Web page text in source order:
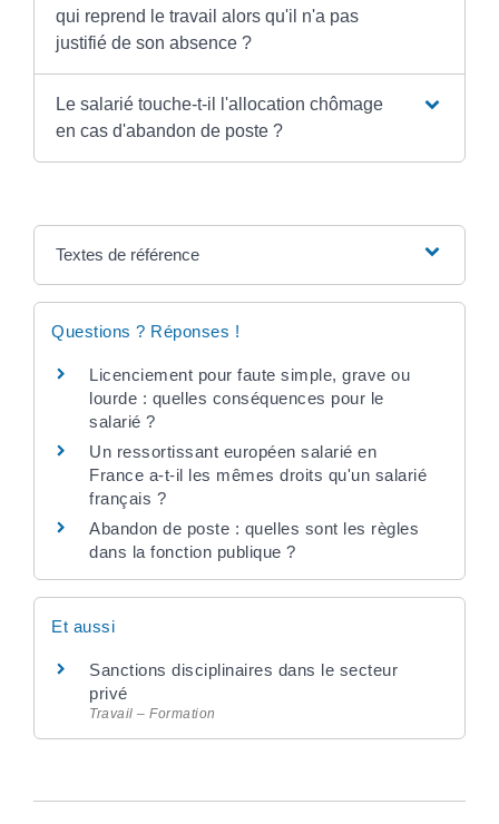
qui reprend le travail alors qu'il n'a pas
justifié de son absence ?
Le salarié touche-t-il l'allocation chômage
en cas d'abandon de poste ?
Textes de référence
Questions ? Réponses !
Licenciement pour faute simple, grave ou
lourde : quelles conséquences pour le
salarié ?
Un ressortissant européen salarié en
France a-t-il les mêmes droits qu'un salarié
français ?
Abandon de poste : quelles sont les règles
dans la fonction publique ?
Et aussi
Sanctions disciplinaires dans le secteur
privé
Travail – Formation